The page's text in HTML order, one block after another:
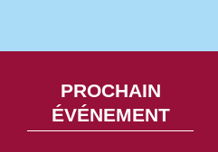
PROCHAIN
ÉVÉNEMENT